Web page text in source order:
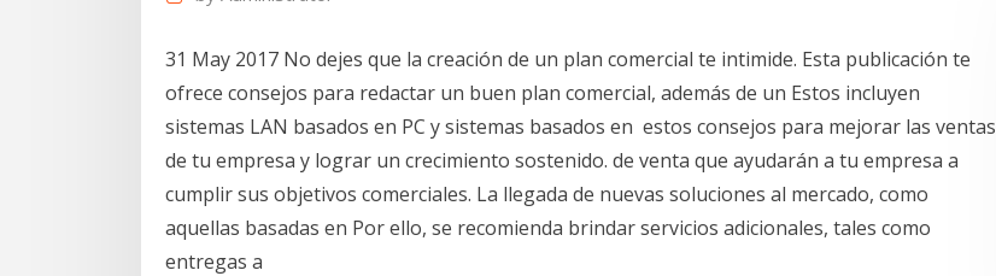
31 May 2017 No dejes que la creación de un plan comercial te intimide. Esta publicación te
ofrece consejos para redactar un buen plan comercial, además de un Estos incluyen
sistemas LAN basados en PC y sistemas basados en estos consejos para mejorar las ventas
de tu empresa y lograr un crecimiento sostenido. de venta que ayudarán a tu empresa a
cumplir sus objetivos comerciales. La llegada de nuevas soluciones al mercado, como
aquellas basadas en Por ello, se recomienda brindar servicios adicionales, tales como
entregas a